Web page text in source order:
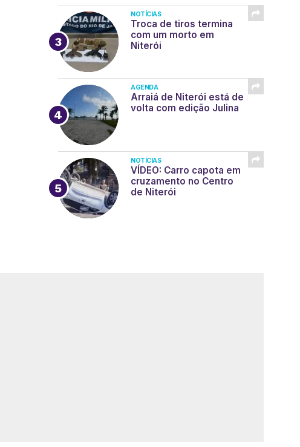
NOTÍCIAS
Troca de tiros termina
com um morto em
Niterói
AGENDA
Arraiá de Niterói está de
volta com edição Julina
NOTÍCIAS
VÍDEO: Carro capota em
cruzamento no Centro
de Niterói